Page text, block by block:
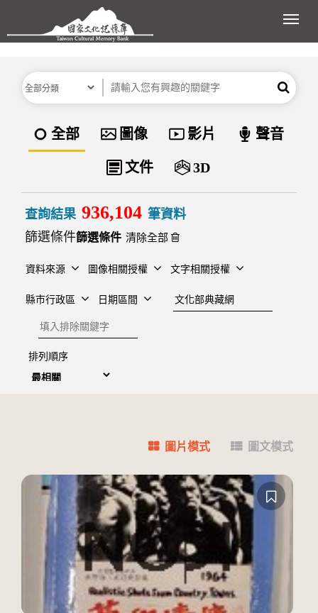
跳到主要內容區塊
展
分類 關鍵字 搜尋
資料類型
全部 圖像 影片 聲音
文件 3D
查詢結果 936,104 筆資料
篩選條件
清除全部
資料來源 圖像相關授權 文字相關授權
縣市行政區 日期區間
建檔單位
排除關鍵字
排列順序
圖片模式 圖文模式